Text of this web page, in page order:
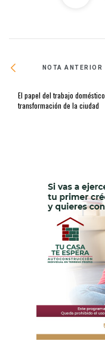
NOTA ANTERIOR
El papel del trabajo
transformación de la ciudad